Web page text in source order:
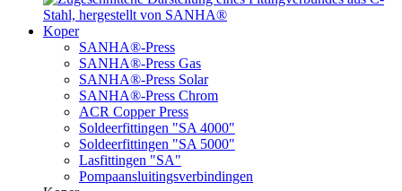
Koper
SANHA®-Press
SANHA®-Press Gas
SANHA®-Press Solar
SANHA®-Press Chrom
ACR Copper Press
Soldeerfittingen "SA 4000"
Soldeerfittingen "SA 5000"
Lasfittingen "SA"
Pompaansluitingsverbindingen